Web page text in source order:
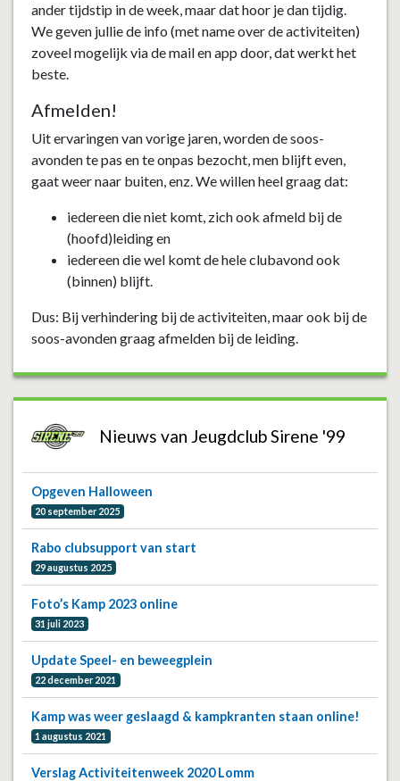
ander tijdstip in de week, maar dat hoor je dan tijdig.
We geven jullie de info (met name over de activiteiten)
zoveel mogelijk via de mail en app door, dat werkt het
beste.
Afmelden!
Uit ervaringen van vorige jaren, worden de soos-
avonden te pas en te onpas bezocht, men blijft even,
gaat weer naar buiten, enz. We willen heel graag dat:
iedereen die niet komt, zich ook afmeld bij de
(hoofd)leiding en
iedereen die wel komt de hele clubavond ook
(binnen) blijft.
Dus: Bij verhindering bij de activiteiten, maar ook bij de
soos-avonden graag afmelden bij de leiding.
Nieuws van Jeugdclub Sirene '99
Opgeven Halloween
20 september 2025
Rabo clubsupport van start
29 augustus 2025
Foto’s Kamp 2023 online
31 juli 2023
Update Speel- en beweegplein
22 december 2021
Kamp was weer geslaagd & kampkranten staan online!
1 augustus 2021
Verslag Activiteitenweek 2020 Lomm